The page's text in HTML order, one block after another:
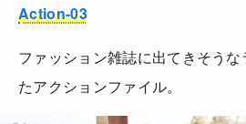
Action-03
ファッション雑誌に出てきそう
たアクションファイル。